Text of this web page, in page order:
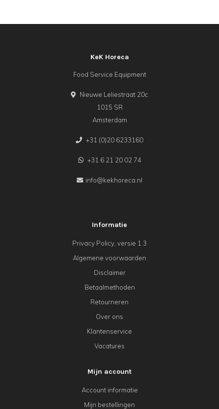
KeK Horeca
Food Service Equipment
Nieuwe Leliestraat 20c
1015 SR
Amsterdam
+31 (0)20 6233160
+31 6 21 20 02 74
info@kekhoreca.nl
Informatie
Privacy Policy, versie 1.3
Algemene voorwaarden
Disclaimer
Betaalmethoden
Retourneren
Over ons
Klantenservice
Vacatures
Mijn account
Account informatie
Mijn bestellingen